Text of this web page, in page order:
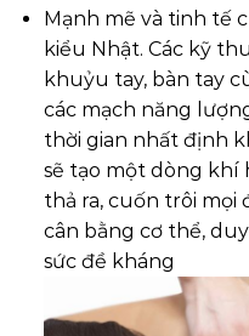
Mạnh mẽ và tinh tế
kiểu Nhật. Các kỹ
khuỷu tay, bàn tay
các mạch năng
thời gian nhất định
sẽ tạo một dòng khí
thả ra, cuốn trôi mọi
cân bằng cơ thể,
sức đề kháng